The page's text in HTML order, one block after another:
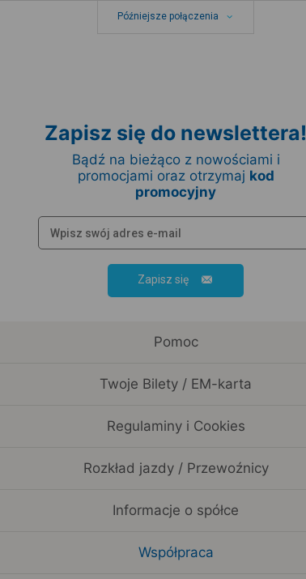
Późniejsze połączenia
Zapisz się do newslettera!
Bądź na bieżąco z nowościami i
promocjami oraz otrzymaj kod
promocyjny
Zapisz się
Pomoc
Twoje Bilety / EM-karta
Regulaminy i Cookies
Rozkład jazdy / Przewoźnicy
Informacje o spółce
Współpraca